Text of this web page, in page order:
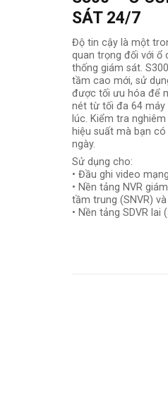
SÁT 24/7
Độ tin cậy là một
quan trọng đối với ổ
thống giám sát.
tầm cao mới, sử
được tối ưu hóa để
nét từ tối đa 64 máy
lúc. Kiểm tra
hiệu suất mà bạn
ngày.
Sử dụng cho:
• Đầu ghi video
• Nền tảng NVR
tầm trung (SNVR) và
• Nền tảng SDVR lai